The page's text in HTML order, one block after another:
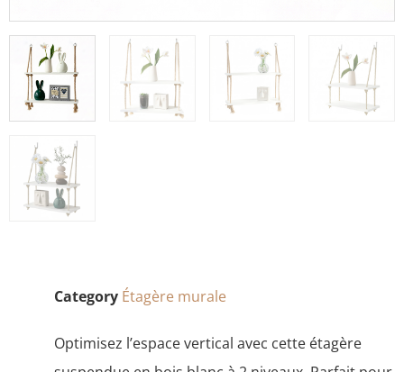
Category Étagère murale
Optimisez l’espace vertical avec cette étagère